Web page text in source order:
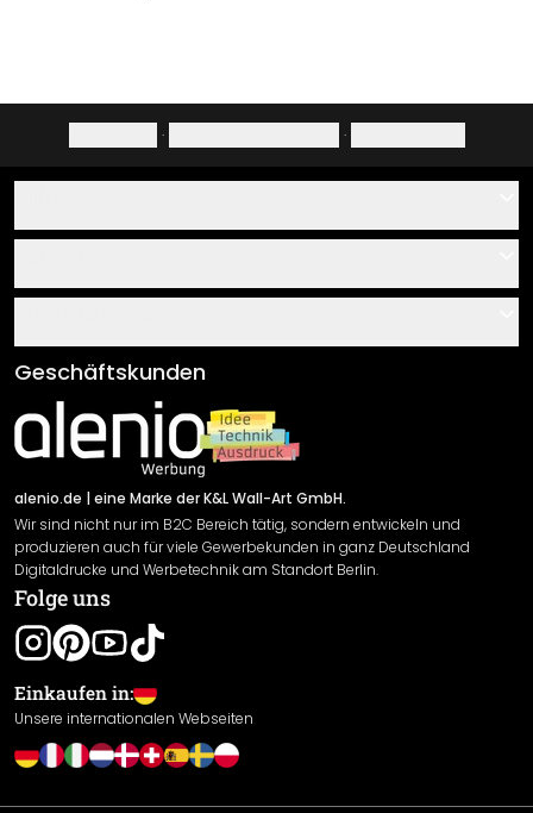
· ·
Über uns
Klebe- und Montageanleitungen
Newsletter An-/Abmeldung
Sendungsverfolgung
AGB
Impressum
Versand & Zahlung
Rücksendung
Widerrufsrecht
Datenschutzerklärung
Gewährleistung
Leistungserklärung / CE-Zeichen
Cookie Einstellungen
Geschäftskunden
alenio.de | eine Marke der K&L Wall-Art GmbH.
Wir sind nicht nur im B2C Bereich tätig, sondern entwickeln und
produzieren auch für viele Gewerbekunden in ganz Deutschland
Digitaldrucke und Werbetechnik am Standort Berlin.
Folge uns
Einkaufen in:
Unsere internationalen Webseiten